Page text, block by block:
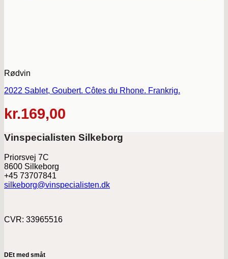
Rødvin
2022 Sablet, Goubert. Côtes du Rhone. Frankrig.
kr.169,00
Vinspecialisten Silkeborg
Priorsvej 7C
8600 Silkeborg
+45 73707841
silkeborg@vinspecialisten.dk
CVR: 33965516
DEt med småt